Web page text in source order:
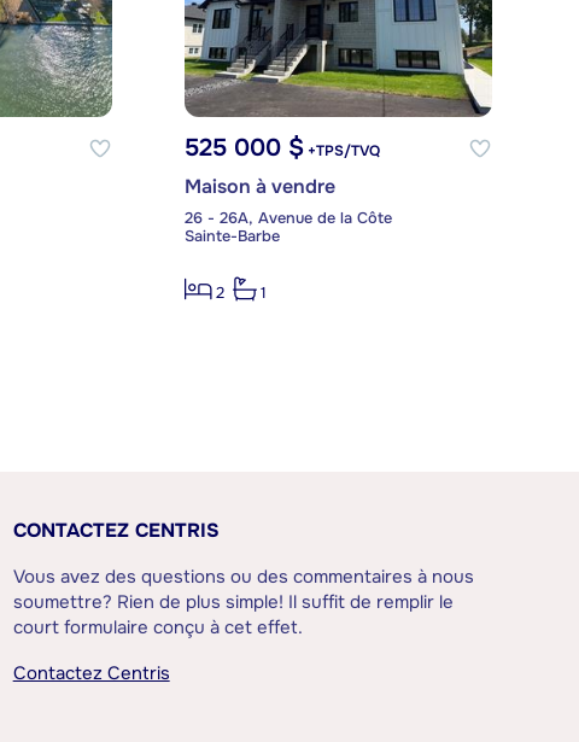
525 000 $ +TPS/TVQ
Maison à vendre
26 - 26A, Avenue de la Côte
Sainte-Barbe
2 1
CONTACTEZ CENTRIS
Vous avez des questions ou des commentaires à nous
soumettre? Rien de plus simple! Il suffit de remplir le
court formulaire conçu à cet effet.
Contactez Centris